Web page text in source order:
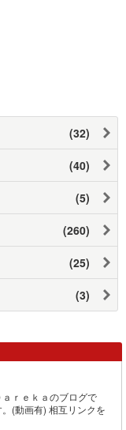
(32)
(40)
(5)
(260)
(25)
(3)
ｒｅｋａのブログで
(動画有) 相互リンクを